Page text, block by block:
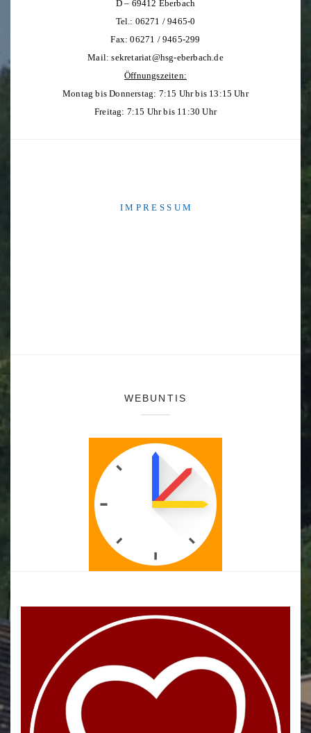
D – 69412 Eberbach
Tel.: 06271 / 9465-0
Fax: 06271 / 9465-299
Mail:sekretariat@hsg-eberbach.de
Öffnungszeiten:
Montag bis Donnerstag: 7:15 Uhr bis 13:15 Uhr
Freitag: 7:15 Uhr bis 11:30 Uhr
I M P R E S S U M
WEBUNTIS